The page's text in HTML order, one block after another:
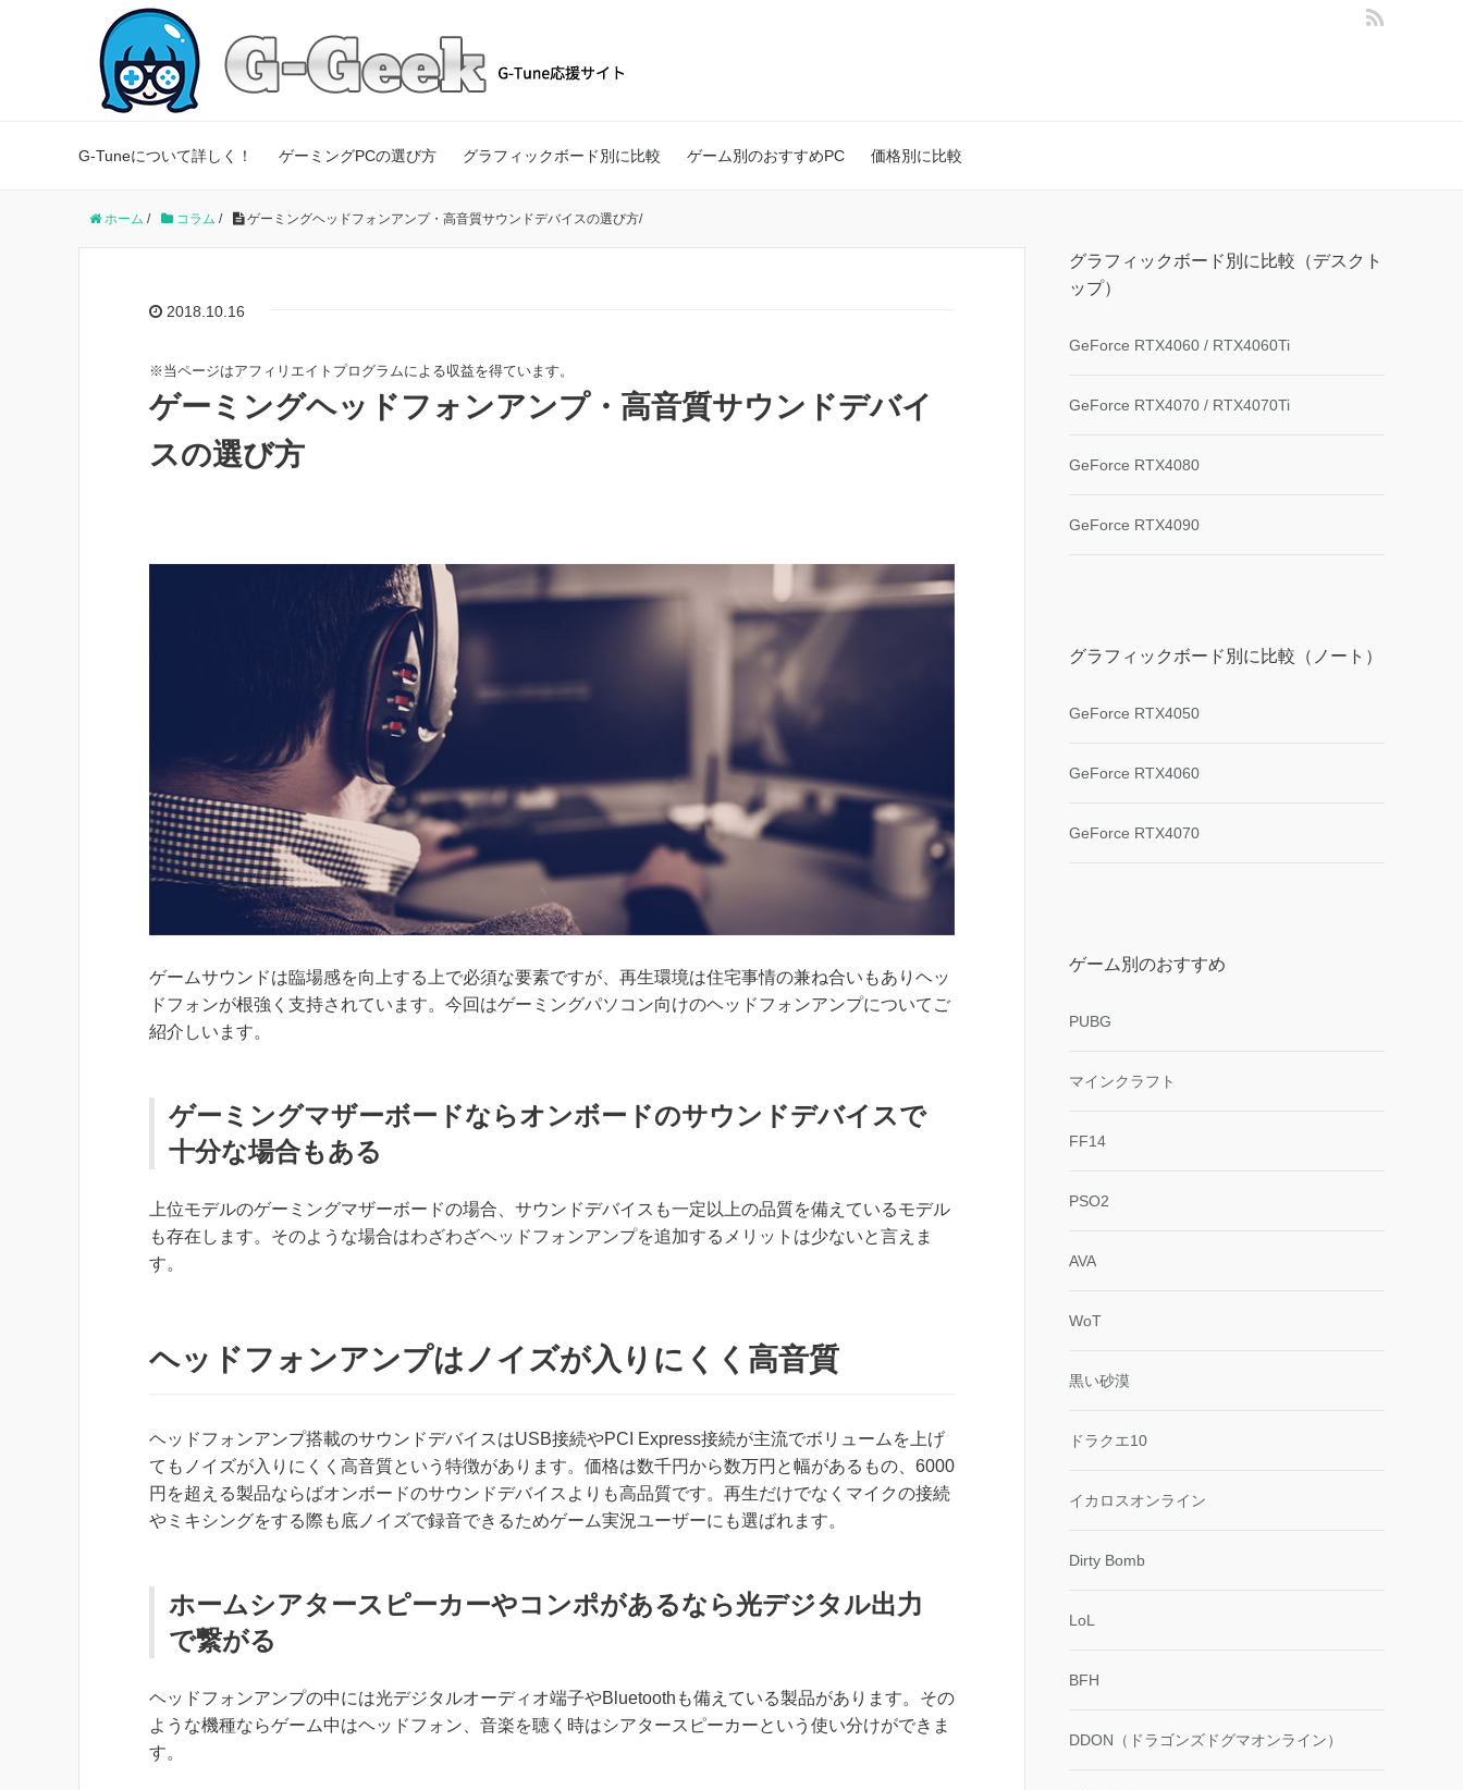
G-Tuneについて詳しく！ ゲーミングPCの選び方 グラフィックボード別に比較 ゲーム別のおすすめPC 価格別に比較
ホーム / コラム / /
ゲーミングヘッドフォンアンプ・高音質サウンドデバイスの選び方
2018.10.16
※当ページはアフィリエイトプログラムによる収益を得ています。
ゲーミングヘッドフォンアンプ・高音質サウンドデバイ
スの選び方
ゲームサウンドは臨場感を向上する上で必須な要素ですが、再生環境は住宅事情の兼ね合いもありヘッ
ドフォンが根強く支持されています。今回はゲーミングパソコン向けのヘッドフォンアンプについてご
紹介しいます。
ゲーミングマザーボードならオンボードのサウンドデバイスで
十分な場合もある
上位モデルのゲーミングマザーボードの場合、サウンドデバイスも一定以上の品質を備えているモデル
も存在します。そのような場合はわざわざヘッドフォンアンプを追加するメリットは少ないと言えま
す。
ヘッドフォンアンプはノイズが入りにくく高音質
ヘッドフォンアンプ搭載のサウンドデバイスはUSB接続やPCI Express接続が主流でボリュームを上げ
てもノイズが入りにくく高音質という特徴があります。価格は数千円から数万円と幅があるもの、6000
円を超える製品ならばオンボードのサウンドデバイスよりも高品質です。再生だけでなくマイクの接続
やミキシングをする際も底ノイズで録音できるためゲーム実況ユーザーにも選ばれます。
ホームシアタースピーカーやコンポがあるなら光デジタル出力
で繋がる
ヘッドフォンアンプの中には光デジタルオーディオ端子やBluetoothも備えている製品があります。その
ような機種ならゲーム中はヘッドフォン、音楽を聴く時はシアタースピーカーという使い分けができま
す。
グラフィックボード別に比較（デスクト
ップ）
GeForce RTX4060 / RTX4060Ti
GeForce RTX4070 / RTX4070Ti
GeForce RTX4080
GeForce RTX4090
グラフィックボード別に比較（ノート）
GeForce RTX4050
GeForce RTX4060
GeForce RTX4070
ゲーム別のおすすめ
PUBG
マインクラフト
FF14
PSO2
AVA
WoT
黒い砂漠
ドラクエ10
イカロスオンライン
Dirty Bomb
LoL
BFH
DDON（ドラゴンズドグマオンライン）